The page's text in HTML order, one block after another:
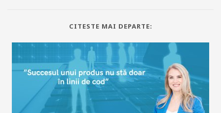
CITESTE MAI DEPARTE: